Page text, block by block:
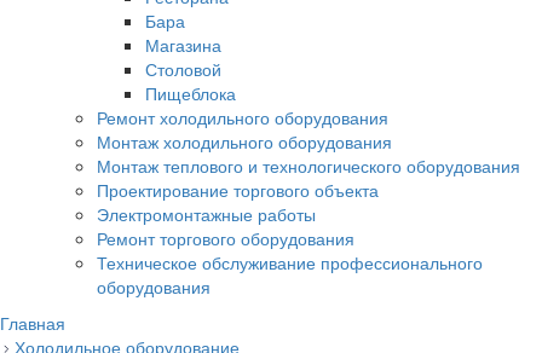
Бара
Магазина
Столовой
Пищеблока
Ремонт холодильного оборудования
Монтаж холодильного оборудования
Монтаж теплового и технологического оборудования
Проектирование торгового объекта
Электромонтажные работы
Ремонт торгового оборудования
Техническое обслуживание профессионального
оборудования
Главная
Холодильное оборудование